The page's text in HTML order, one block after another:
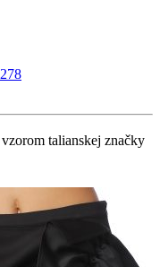
talianskej značky